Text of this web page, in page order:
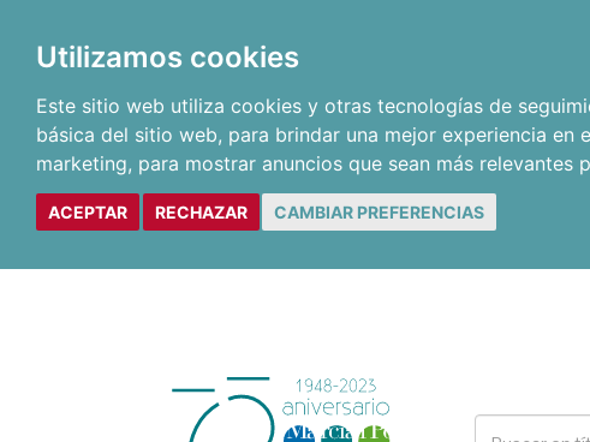
Utilizamos cookies
Este sitio web utiliza cookies y otras tecnologías de
básica del sitio web, para brindar una mejor experiencia en
marketing, para mostrar anuncios que sean más relevantes
ACEPTAR RECHAZAR CAMBIAR PREFERENCIAS